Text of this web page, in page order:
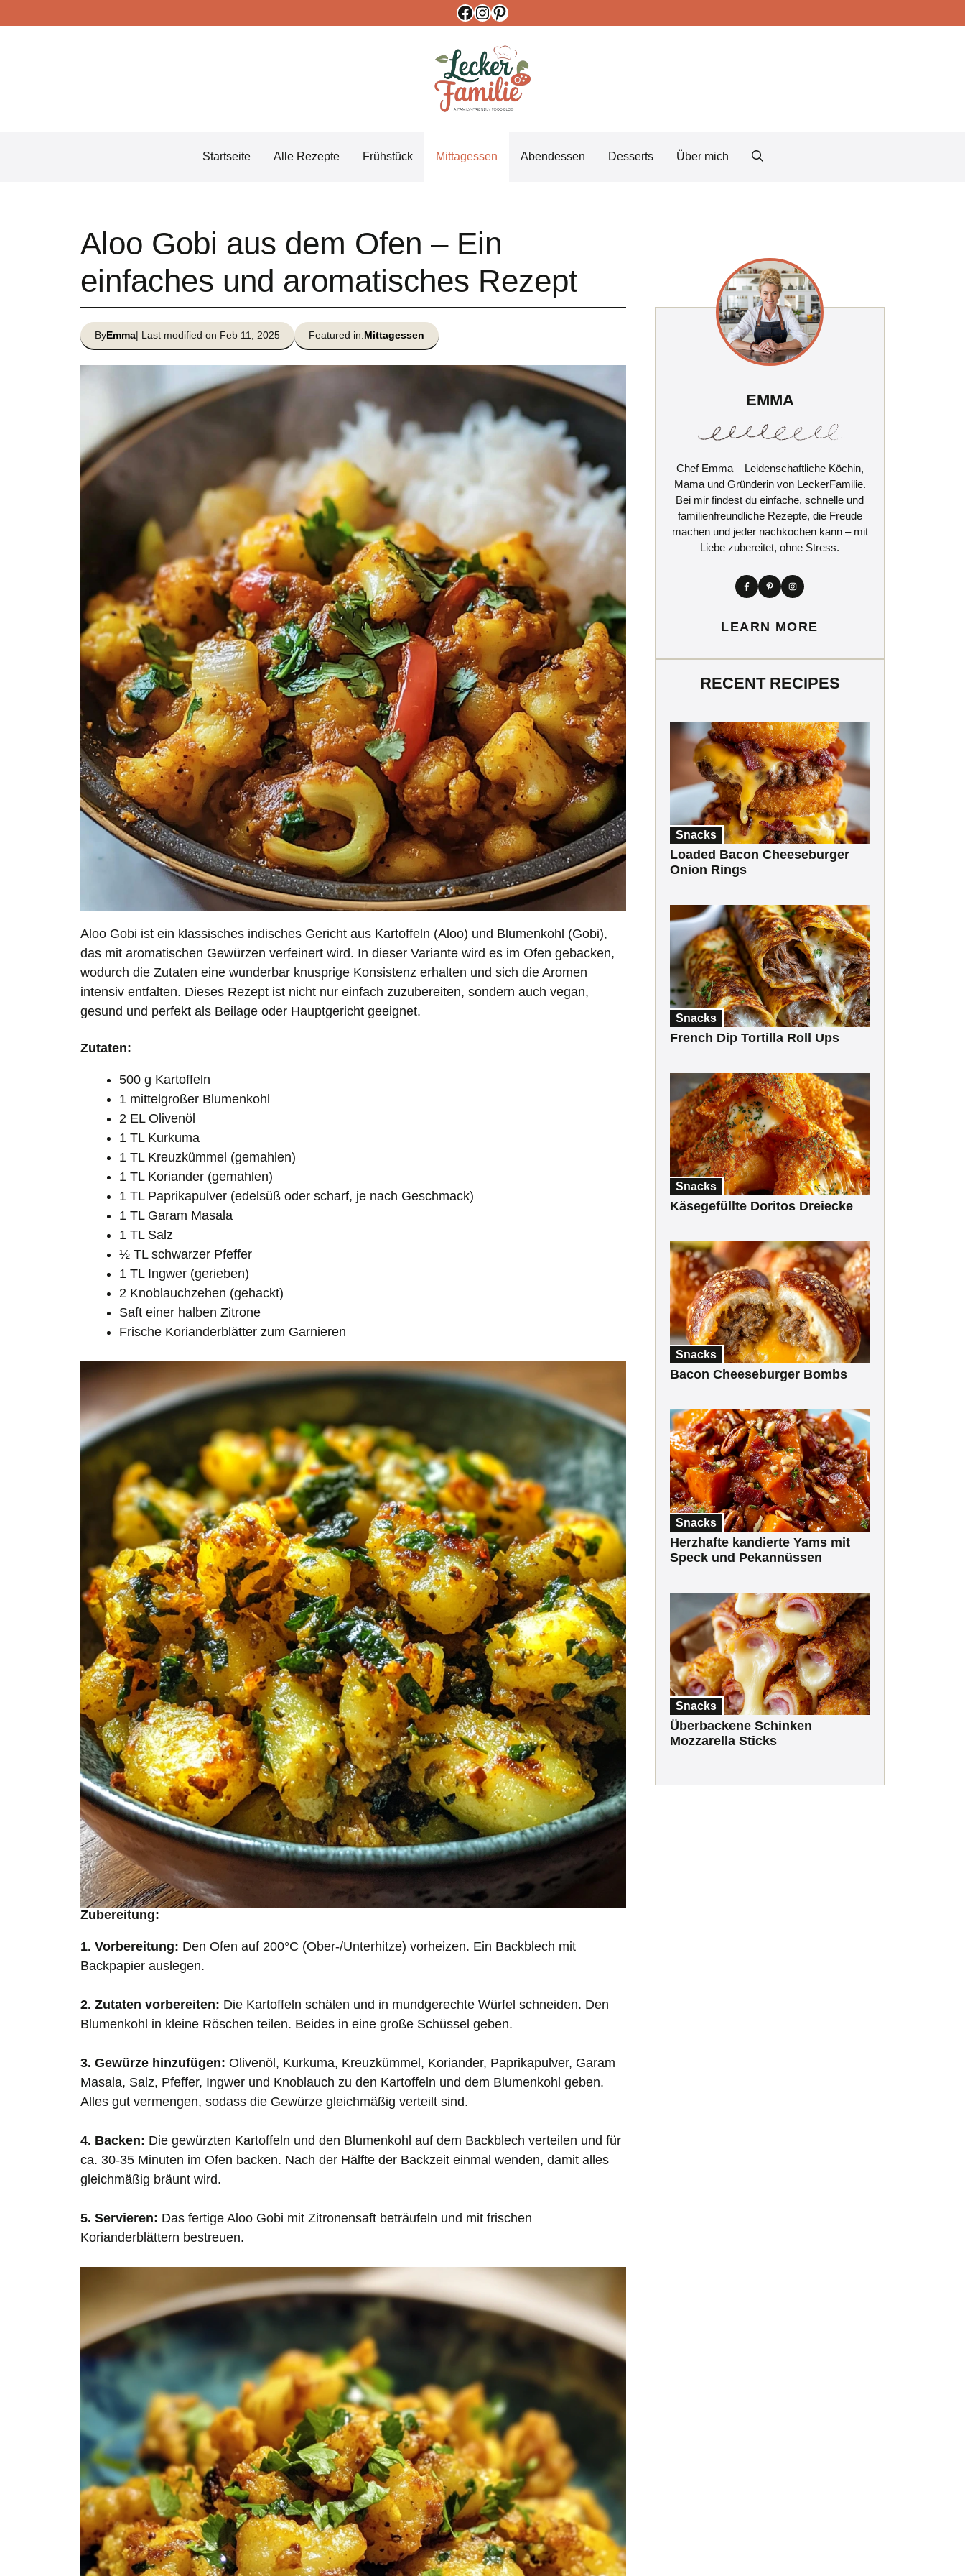
Facebook
Instagram
Pinterest
Startseite Alle Rezepte Frühstück Mittagessen Abendessen Desserts Über mich
Aloo Gobi aus dem Ofen – Ein
einfaches und aromatisches Rezept
ByEmma| Last modified on Feb 11, 2025 Featured in:Mittagessen
Aloo Gobi ist ein klassisches indisches Gericht aus Kartoffeln (Aloo) und Blumenkohl (Gobi),
das mit aromatischen Gewürzen verfeinert wird. In dieser Variante wird es im Ofen gebacken,
wodurch die Zutaten eine wunderbar knusprige Konsistenz erhalten und sich die Aromen
intensiv entfalten. Dieses Rezept ist nicht nur einfach zuzubereiten, sondern auch vegan,
gesund und perfekt als Beilage oder Hauptgericht geeignet.
Zutaten:
500 g Kartoffeln
1 mittelgroßer Blumenkohl
2 EL Olivenöl
1 TL Kurkuma
1 TL Kreuzkümmel (gemahlen)
1 TL Koriander (gemahlen)
1 TL Paprikapulver (edelsüß oder scharf, je nach Geschmack)
1 TL Garam Masala
1 TL Salz
½ TL schwarzer Pfeffer
1 TL Ingwer (gerieben)
2 Knoblauchzehen (gehackt)
Saft einer halben Zitrone
Frische Korianderblätter zum Garnieren
Zubereitung:
1. Vorbereitung: Den Ofen auf 200°C (Ober-/Unterhitze) vorheizen. Ein Backblech mit
Backpapier auslegen.
2. Zutaten vorbereiten: Die Kartoffeln schälen und in mundgerechte Würfel schneiden. Den
Blumenkohl in kleine Röschen teilen. Beides in eine große Schüssel geben.
3. Gewürze hinzufügen: Olivenöl, Kurkuma, Kreuzkümmel, Koriander, Paprikapulver, Garam
Masala, Salz, Pfeffer, Ingwer und Knoblauch zu den Kartoffeln und dem Blumenkohl geben.
Alles gut vermengen, sodass die Gewürze gleichmäßig verteilt sind.
4. Backen: Die gewürzten Kartoffeln und den Blumenkohl auf dem Backblech verteilen und für
ca. 30-35 Minuten im Ofen backen. Nach der Hälfte der Backzeit einmal wenden, damit alles
gleichmäßig bräunt wird.
5. Servieren: Das fertige Aloo Gobi mit Zitronensaft beträufeln und mit frischen
Korianderblättern bestreuen.
EMMA
Chef Emma – Leidenschaftliche Köchin,
Mama und Gründerin von LeckerFamilie.
Bei mir findest du einfache, schnelle und
familienfreundliche Rezepte, die Freude
machen und jeder nachkochen kann – mit
Liebe zubereitet, ohne Stress.
LEARN MORE
RECENT RECIPES
Snacks
Loaded Bacon Cheeseburger
Onion Rings
Snacks
French Dip Tortilla Roll Ups
Snacks
Käsegefüllte Doritos Dreiecke
Snacks
Bacon Cheeseburger Bombs
Snacks
Herzhafte kandierte Yams mit
Speck und Pekannüssen
Snacks
Überbackene Schinken
Mozzarella Sticks